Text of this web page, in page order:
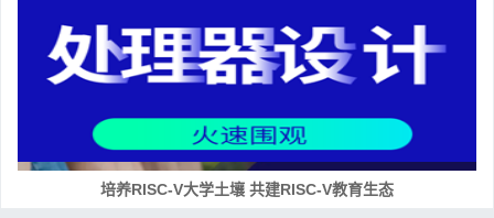
培养RISC-V大学土壤 共建RISC-V教育生态